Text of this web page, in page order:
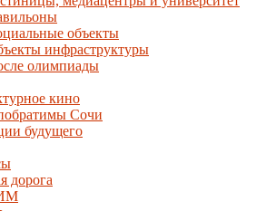
объекты
инфраструктуры
олимпиады
кино
Сочи
будущего
дорога